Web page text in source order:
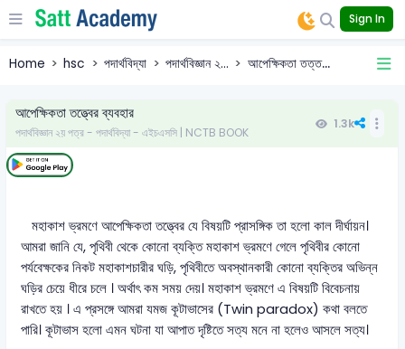
Sign In
Home hsc পদার্থবিদ্যা পদার্থবিজ্ঞান ২... আপেক্ষিকতা তত্ত...
আপেক্ষিকতা তত্ত্বের ব্যবহার
পদার্থবিজ্ঞান ২য় পত্র - পদার্থবিদ্যা - এইচএসসি | NCTB BOOK
1.3k
মহাকাশ ভ্রমণে আপেক্ষিকতা তত্ত্বের যে বিষয়টি প্রাসঙ্গিক তা হলো কাল দীর্ঘায়ন।
আমরা জানি যে, পৃথিবী থেকে কোনো ব্যক্তি মহাকাশ ভ্রমণে গেলে পৃথিবীর কোনো
পর্যবেক্ষকের নিকট মহাকাশচারীর ঘড়ি, পৃথিবীতে অবস্থানকারী কোনো ব্যক্তির অভিন্ন
ঘড়ির চেয়ে ধীরে চলে । অর্থাৎ কম সময় দেয়। মহাকাশ ভ্রমণে এ বিষয়টি বিবেচনায়
রাখতে হয় । এ প্রসঙ্গে আমরা যমজ কূটাভাসের (Twin paradox) কথা বলতে
পারি। কূটাভাস হলো এমন ঘটনা যা আপাত দৃষ্টিতে সত্য মনে না হলেও আসলে সত্য।